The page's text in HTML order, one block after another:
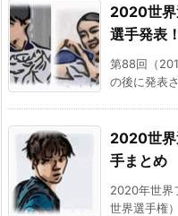
2020世界
選手発表！
第88回（
の後に発表
2020世界
手まとめ
2020年世界
世界選手権